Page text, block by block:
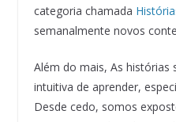
categoria chamada
semanalmente novos
Além do mais, As
intuitiva de aprender,
Desde cedo, somos